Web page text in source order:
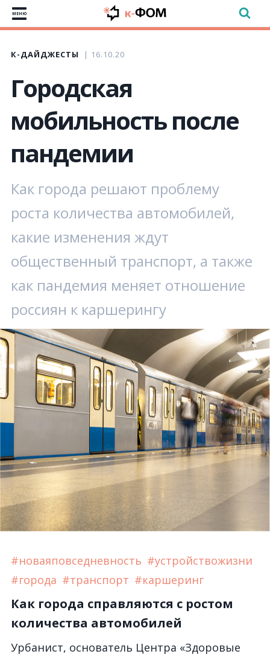
МЕНЮ
К-ДАЙДЖЕСТЫ 16.10.20
Городская
мобильность после
пандемии
Как города решают проблему
роста количества автомобилей,
какие изменения ждут
общественный транспорт, а также
как пандемия меняет отношение
россиян к каршерингу
#новаяповседневность #устройствожизни
#города #транспорт #каршеринг
Как города справляются с ростом
количества автомобилей
Урбанист, основатель Центра «Здоровые